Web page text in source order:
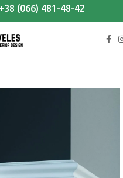
(066) 481-48-42